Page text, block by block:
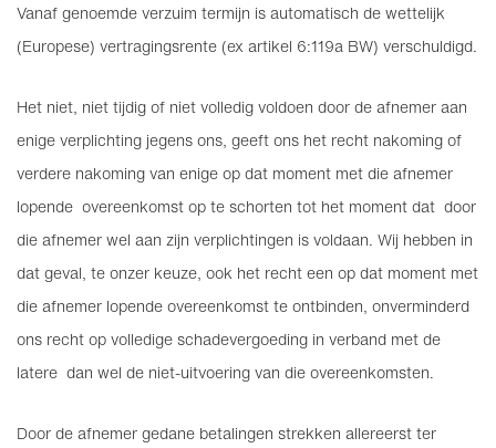
Vanaf genoemde verzuim termijn is automatisch de wettelijk
(Europese) vertragingsrente (ex artikel 6:119a BW) verschuldigd.
Het niet, niet tijdig of niet volledig voldoen door de afnemer aan
enige verplichting jegens ons, geeft ons het recht nakoming of
verdere nakoming van enige op dat moment met die afnemer
lopende overeenkomst op te schorten tot het moment dat door
die afnemer wel aan zijn verplichtingen is voldaan. Wij hebben in
dat geval, te onzer keuze, ook het recht een op dat moment met
die afnemer lopende overeenkomst te ontbinden, onverminderd
ons recht op volledige schadevergoeding in verband met de
latere dan wel de niet-uitvoering van die overeenkomsten.
Door de afnemer gedane betalingen strekken allereerst ter